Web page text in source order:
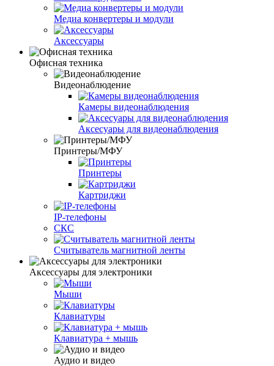
Медиа конвертеры и модули
Аксессуары
Офисная техника
Видеонаблюдение
Камеры видеонаблюдения
Аксесуары для видеонаблюдения
Принтеры/МФУ
Принтеры
Картриджи
IP-телефоны
СКС
Считыватель магнитной ленты
Аксессуары для электроники
Мыши
Клавиатуры
Клавиатура + мышь
Аудио и видео